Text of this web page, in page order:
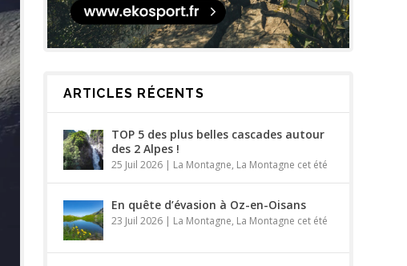
ARTICLES RÉCENTS
TOP 5 des plus belles cascades autour
des 2 Alpes !
25 Juil 2026| La Montagne, La Montagne cet été
En quête d’évasion à Oz-en-Oisans
23 Juil 2026| La Montagne, La Montagne cet été